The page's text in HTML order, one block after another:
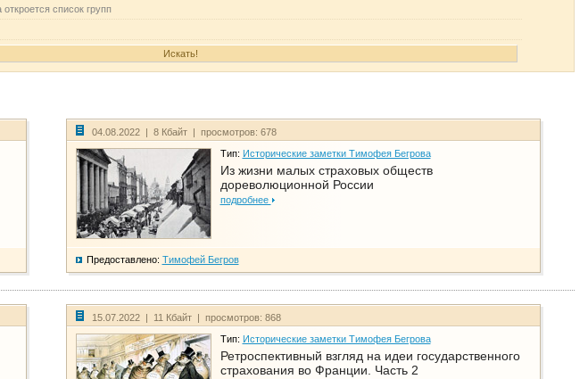
список групп
04.08.2022 | 8 Кбайт | просмотров: 678
Тип: Исторические заметки Тимофея Бегрова
Из жизни малых страховых обществ
дореволюционной России
подробнее
Предоставлено: Тимофей Бегров
15.07.2022 | 11 Кбайт | просмотров: 868
Тип: Исторические заметки Тимофея Бегрова
Ретроспективный взгляд на идеи государственного
страхования во Франции. Часть 2